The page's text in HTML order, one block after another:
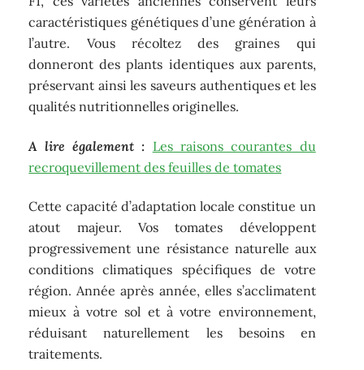
caractéristiques génétiques d’une génération à
l’autre. Vous récoltez des graines qui
donneront des plants identiques aux parents,
préservant ainsi les saveurs authentiques et les
qualités nutritionnelles originelles.
A lire également : Les raisons courantes du
recroquevillement des feuilles de tomates
Cette capacité d’adaptation locale constitue un
atout majeur. Vos tomates développent
progressivement une résistance naturelle aux
conditions climatiques spécifiques de votre
région. Année après année, elles s’acclimatent
mieux à votre sol et à votre environnement,
réduisant naturellement les besoins en
traitements.